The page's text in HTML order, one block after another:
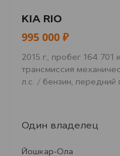
KIA RIO
995 000 ₽
2015 г., пробег 164 701
трансмиссия
л.с. / бензин, передний
Один владелец
Йошкар-Ола